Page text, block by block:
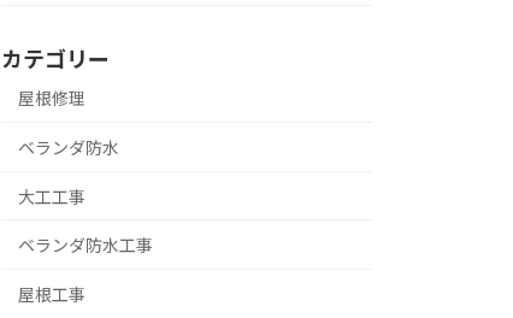
カテゴリー
屋根修理
ベランダ防水
大工工事
ベランダ防水工事
屋根工事